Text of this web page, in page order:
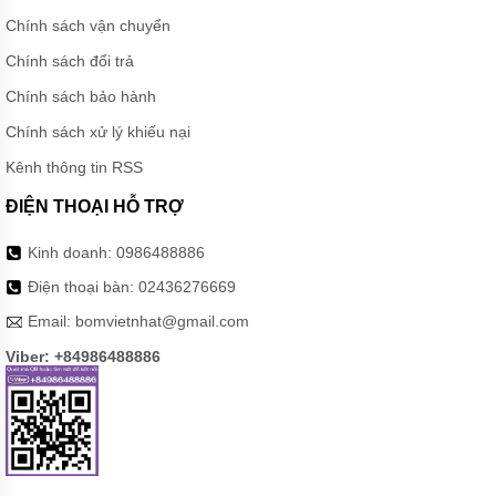
BƠM
CHẤT
XUẤT
MỸ
HÓA
CHẤT
ĐÀI
HÓA
ĐÀI
LOAN
VÀ
TRUNG
QUỐC
MÁY
Chính sách vận chuyển
Chính sách đổi trả
Chính sách bảo hành
Chính sách xử lý khiếu nại
Kênh thông tin RSS
ĐIỆN THOẠI HỖ TRỢ
Kinh doanh: 0986488886
Điện thoại bàn: 02436276669
Email: bomvietnhat@gmail.com
Viber: +84986488886